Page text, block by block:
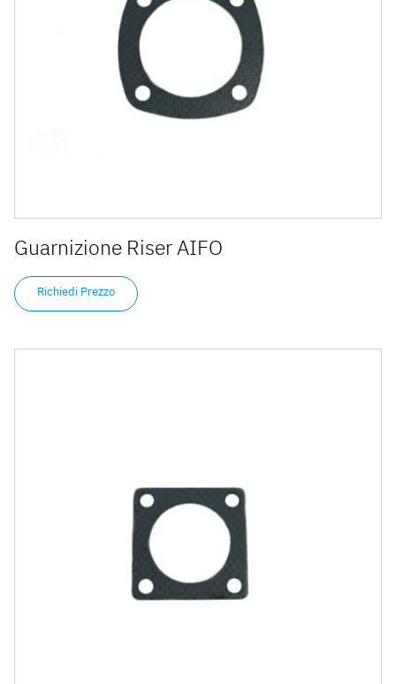
Guarnizione Riser AIFO
Richiedi Prezzo